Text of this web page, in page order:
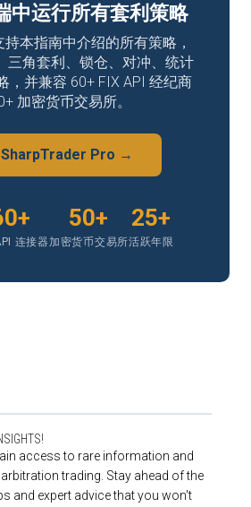
中运行所有套利策略
持本指南中介绍的所有策略，
三角套利、锁仓、对冲、统计
，并兼容 60+ FIX API 经纪商
加密货币交易所。
SharpTrader Pro →
连接器
50+
加密货币交易所
25+
活跃年限
access to rare information and
trading. Stay ahead of the
and expert advice that you won't